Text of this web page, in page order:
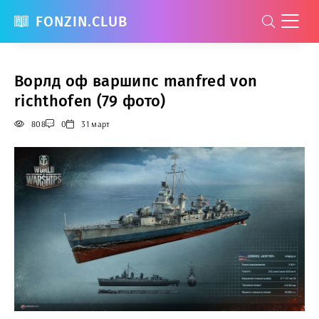
FONZIN.CLUB
Ворлд оф варшипс manfred von
richthofen (79 фото)
808 0 31 март